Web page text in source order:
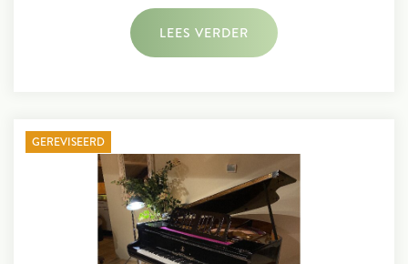
LEES VERDER
GEREVISEERD